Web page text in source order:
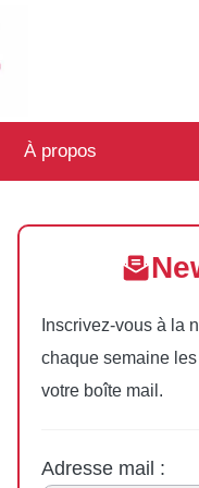
À propos
Inscrivez-vous à la
chaque semaine
votre boîte mail.
Adresse mail :